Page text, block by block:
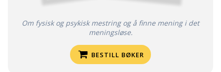
Om fysisk og psykisk mestring og å finne mening i det
meningsløse.
BESTILL BØKER